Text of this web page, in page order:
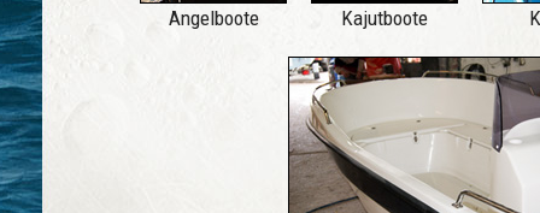
Angelboote Kajutboote